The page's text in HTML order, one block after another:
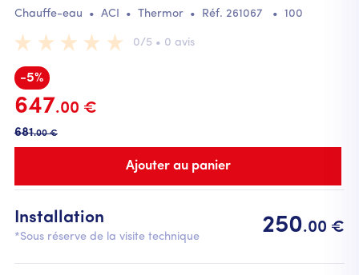
Chauffe-eau • ACI • Thermor• Réf. 261067 • 100
0/5 • 0 avis
-5%
647.00 €
681.00 €
Installation
*Sous réserve de la visite technique 250.00 €